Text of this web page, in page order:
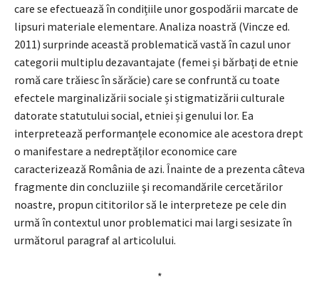
care se efectuează în condițiile unor gospodării marcate de
lipsuri materiale elementare. Analiza noastră (Vincze ed.
2011) surprinde această problematică vastă în cazul unor
categorii multiplu dezavantajate (femei și bărbați de etnie
romă care trăiesc în sărăcie) care se confruntă cu toate
efectele marginalizării sociale și stigmatizării culturale
datorate statutului social, etniei și genului lor. Ea
interpretează performanțele economice ale acestora drept
o manifestare a nedreptăților economice care
caracterizează România de azi. Înainte de a prezenta câteva
fragmente din concluziile şi recomandările cercetărilor
noastre, propun cititorilor să le interpreteze pe cele din
urmă în contextul unor problematici mai largi sesizate în
următorul paragraf al articolului.
*